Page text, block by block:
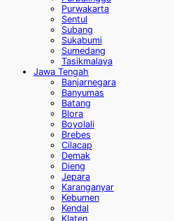
Purwakarta
Sentul
Subang
Sukabumi
Sumedang
Tasikmalaya
Jawa Tengah
Banjarnegara
Banyumas
Batang
Blora
Boyolali
Brebes
Cilacap
Demak
Dieng
Jepara
Karanganyar
Kebumen
Kendal
Klaten